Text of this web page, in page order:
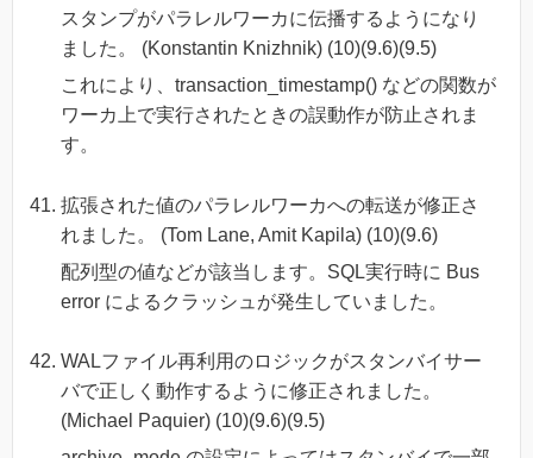
スタンプがパラレルワーカに伝播するようになり
ました。 (Konstantin Knizhnik) (10)(9.6)(9.5)
これにより、transaction_timestamp() などの関数が
ワーカ上で実行されたときの誤動作が防止されま
す。
拡張された値のパラレルワーカへの転送が修正さ
れました。 (Tom Lane, Amit Kapila) (10)(9.6)
配列型の値などが該当します。SQL実行時に Bus
error によるクラッシュが発生していました。
WALファイル再利用のロジックがスタンバイサー
バで正しく動作するように修正されました。
(Michael Paquier) (10)(9.6)(9.5)